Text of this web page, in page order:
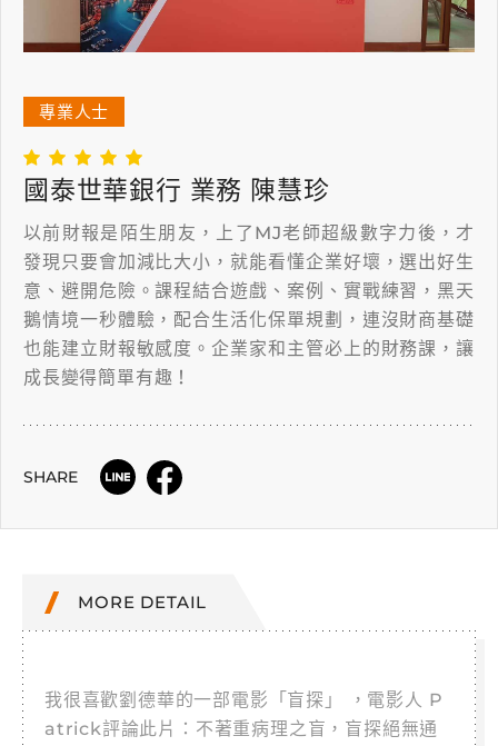
專業人士
國泰世華銀行 業務 陳慧珍
以前財報是陌生朋友，上了MJ老師超級數字力後，才
發現只要會加減比大小，就能看懂企業好壞，選出好生
意、避開危險。課程結合遊戲、案例、實戰練習，黑天
鵝情境一秒體驗，配合生活化保單規劃，連沒財商基礎
也能建立財報敏感度。企業家和主管必上的財務課，讓
成長變得簡單有趣！
SHARE
MORE DETAIL
我很喜歡劉德華的一部電影「盲探」 ，電影人 P
atrick評論此片：不著重病理之盲，盲探絕無通